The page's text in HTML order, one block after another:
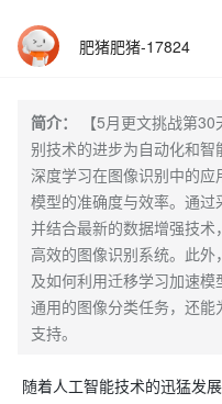
肥猪肥猪-17824
简介：
【5月更文挑战第
别技术的进步为自动化和
深度学习在图像识别中的
模型的准确度与效率。通过
并结合最新的数据增强技
高效的图像识别系统。此
及如何利用迁移学习加速
通用的图像分类任务，还
支持。
随着人工智能技术的迅猛发